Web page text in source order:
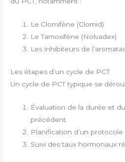
Le Clomifène (Clomid)
Le Tamoxifène (Nolvadex)
Les inhibiteurs de
Les étapes d’un cycle de PCT
Un cycle de PCT typique se
Évaluation de la durée et
précédent.
Planification d’un protocole
Suivi des taux hormonaux